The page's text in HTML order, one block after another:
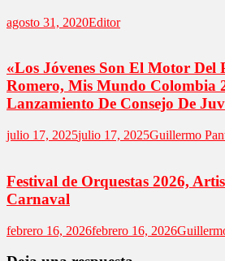
agosto 31, 2020Editor
«Los Jóvenes Son El Motor Del
Romero, Mis Mundo Colombia
Lanzamiento De Consejo De
julio 17, 2025julio 17, 2025Guillermo
Festival de Orquestas 2026,
Carnaval
febrero 16, 2026febrero 16, 2026